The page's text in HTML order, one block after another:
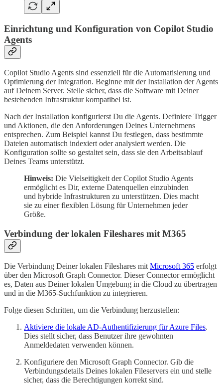
Einrichtung und Konfiguration von Copilot Studio
Agents
Copilot Studio Agents sind essenziell für die Automatisierung und
Optimierung der Integration. Beginne mit der Installation der Agents
auf Deinem Server. Stelle sicher, dass die Software mit Deiner
bestehenden Infrastruktur kompatibel ist.
Nach der Installation konfigurierst Du die Agents. Definiere Trigger
und Aktionen, die den Anforderungen Deines Unternehmens
entsprechen. Zum Beispiel kannst Du festlegen, dass bestimmte
Dateien automatisch indexiert oder analysiert werden. Die
Konfiguration sollte so gestaltet sein, dass sie den Arbeitsablauf
Deines Teams unterstützt.
Hinweis: Die Vielseitigkeit der Copilot Studio Agents
ermöglicht es Dir, externe Datenquellen einzubinden
und hybride Infrastrukturen zu unterstützen. Dies macht
sie zu einer flexiblen Lösung für Unternehmen jeder
Größe.
Verbindung der lokalen Fileshares mit M365
Die Verbindung Deiner lokalen Fileshares mit Microsoft 365 erfolgt
über den Microsoft Graph Connector. Dieser Connector ermöglicht
es, Daten aus Deiner lokalen Umgebung in die Cloud zu übertragen
und in die M365-Suchfunktion zu integrieren.
Folge diesen Schritten, um die Verbindung herzustellen:
Aktiviere die lokale AD-Authentifizierung für Azure Files.
Dies stellt sicher, dass Benutzer ihre gewohnten
Anmeldedaten verwenden können.
Konfiguriere den Microsoft Graph Connector. Gib die
Verbindungsdetails Deines lokalen Fileservers ein und stelle
sicher, dass die Berechtigungen korrekt sind.